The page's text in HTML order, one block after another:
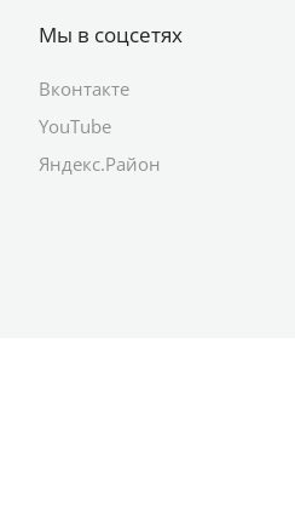
Мы в соцсетях
Вконтакте
YouTube
Яндекс.Район